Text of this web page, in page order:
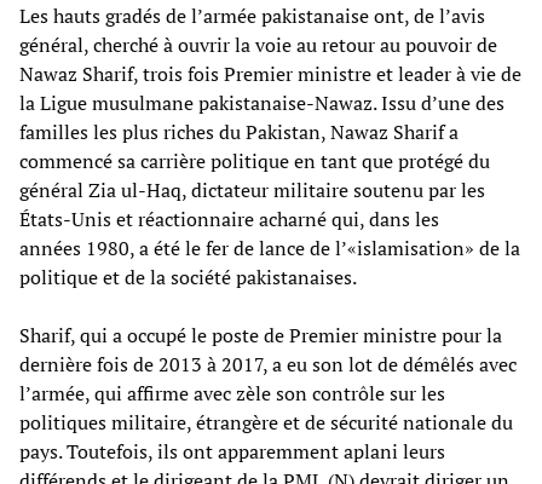
Les hauts gradés de l’armée pakistanaise ont, de l’avis
général, cherché à ouvrir la voie au retour au pouvoir de
Nawaz Sharif, trois fois Premier ministre et leader à vie de
la Ligue musulmane pakistanaise-Nawaz. Issu d’une des
familles les plus riches du Pakistan, Nawaz Sharif a
commencé sa carrière politique en tant que protégé du
général Zia ul-Haq, dictateur militaire soutenu par les
États-Unis et réactionnaire acharné qui, dans les
années 1980, a été le fer de lance de l’«islamisation» de la
politique et de la société pakistanaises.
Sharif, qui a occupé le poste de Premier ministre pour la
dernière fois de 2013 à 2017, a eu son lot de démêlés avec
l’armée, qui affirme avec zèle son contrôle sur les
politiques militaire, étrangère et de sécurité nationale du
pays. Toutefois, ils ont apparemment aplani leurs